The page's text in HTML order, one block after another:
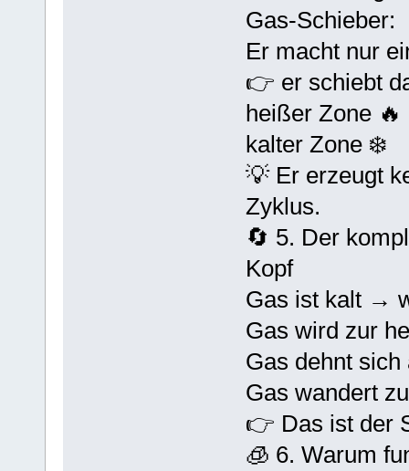
Gas-Schieber:
Er macht nur
👉 er schiebt
heißer Zone 🔥
kalter Zone ❄️
💡 Er erzeugt
Zyklus.
🔄 5. Der
Kopf
Gas ist kalt →
Gas wird zur
Gas dehnt
Gas wandert
👉 Das ist der
🧊 6. Warum